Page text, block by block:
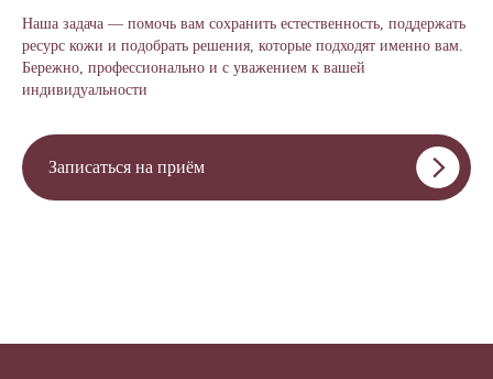
Наша задача — помочь вам сохранить естественность, поддержать
ресурс кожи и подобрать решения, которые подходят именно вам.
Бережно, профессионально и с уважением к вашей
индивидуальности
Записаться на приём